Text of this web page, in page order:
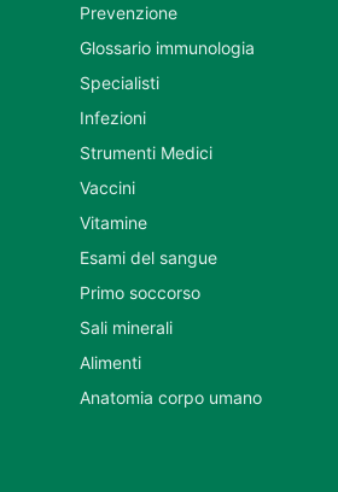
Prevenzione
Glossario immunologia
Specialisti
Infezioni
Strumenti Medici
Vaccini
Vitamine
Esami del sangue
Primo soccorso
Sali minerali
Alimenti
Anatomia corpo umano